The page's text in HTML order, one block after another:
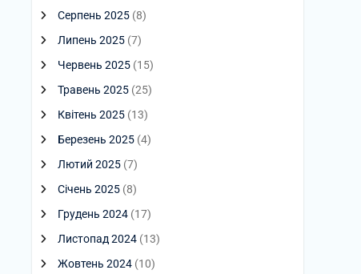
Серпень 2025 (8)
Липень 2025 (7)
Червень 2025 (15)
Травень 2025 (25)
Квітень 2025 (13)
Березень 2025 (4)
Лютий 2025 (7)
Січень 2025 (8)
Грудень 2024 (17)
Листопад 2024 (13)
Жовтень 2024 (10)